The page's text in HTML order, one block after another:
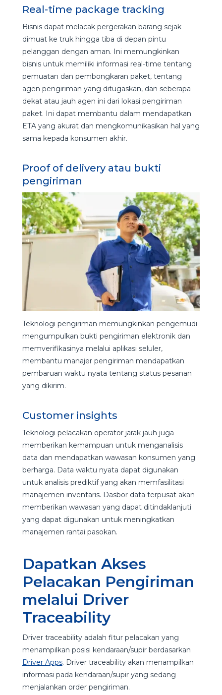
Real-time package tracking
Bisnis dapat melacak pergerakan barang sejak
dimuat ke truk hingga tiba di depan pintu
pelanggan dengan aman. Ini memungkinkan
bisnis untuk memiliki informasi real-time tentang
pemuatan dan pembongkaran paket, tentang
agen pengiriman yang ditugaskan, dan seberapa
dekat atau jauh agen ini dari lokasi pengiriman
paket. Ini dapat membantu dalam mendapatkan
ETA yang akurat dan mengkomunikasikan hal yang
sama kepada konsumen akhir.
Proof of delivery atau bukti
pengiriman
Teknologi pengiriman memungkinkan pengemudi
mengumpulkan bukti pengiriman elektronik dan
memverifikasinya melalui aplikasi seluler,
membantu manajer pengiriman mendapatkan
pembaruan waktu nyata tentang status pesanan
yang dikirim.
Customer insights
Teknologi pelacakan operator jarak jauh juga
memberikan kemampuan untuk menganalisis
data dan mendapatkan wawasan konsumen yang
berharga. Data waktu nyata dapat digunakan
untuk analisis prediktif yang akan memfasilitasi
manajemen inventaris. Dasbor data terpusat akan
memberikan wawasan yang dapat ditindaklanjuti
yang dapat digunakan untuk meningkatkan
manajemen rantai pasokan.
Dapatkan Akses
Pelacakan Pengiriman
melalui Driver
Traceability
Driver traceability adalah fitur pelacakan yang
menampilkan posisi kendaraan/supir berdasarkan
Driver Apps. Driver traceability akan menampilkan
informasi pada kendaraan/supir yang sedang
menjalankan order pengiriman.